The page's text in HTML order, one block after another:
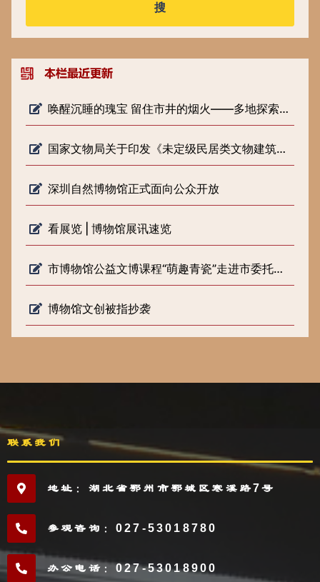
搜
唤醒沉睡的瑰宝 留住市井的烟火——多地探索低级别文物保护新路径
国家文物局关于印发《未定级民居类文物建筑修缮审批工作指引（试行）》的通知
深圳自然博物馆正式面向公众开放
看展览 | 博物馆展讯速览
市博物馆公益文博课程“萌趣青瓷”走进市委托管课堂
博物馆文创被指抄袭
联系我们
地址：湖北省鄂州市鄂城区寒溪路7号
参观咨询：027-53018780
办公电话：027-53018900